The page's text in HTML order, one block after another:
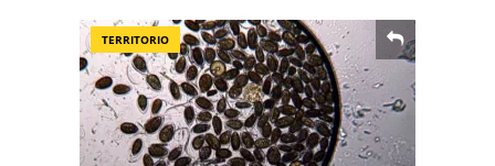
TERRITORIO